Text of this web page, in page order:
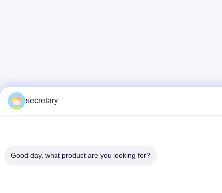
secretary
Good day, what product are you looking for?